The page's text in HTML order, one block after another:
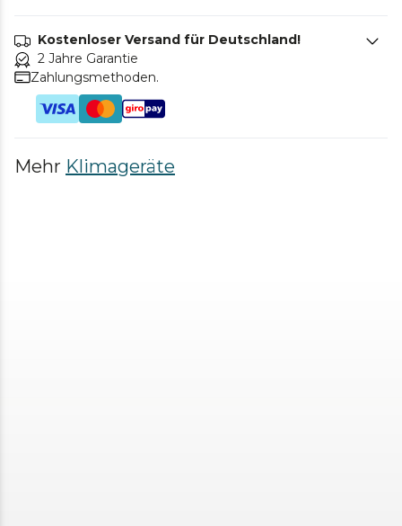
Kostenloser Versand für Deutschland!
2 Jahre Garantie
Zahlungsmethoden.
Mehr Klimageräte